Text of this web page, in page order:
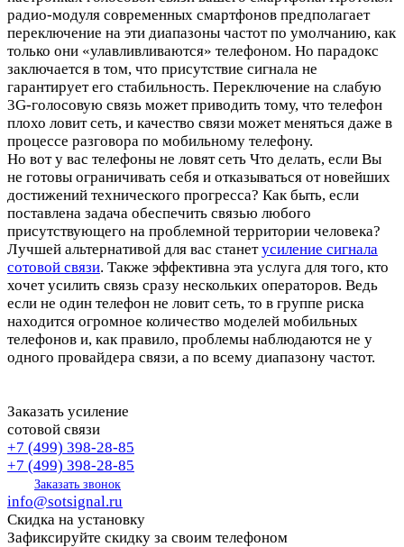
радио-модуля современных смартфонов предполагает
переключение на эти диапазоны частот по умолчанию, как
только они «улавливливаются» телефоном. Но парадокс
заключается в том, что присутствие сигнала не
гарантирует его стабильность. Переключение на слабую
3G-голосовую связь может приводить тому, что телефон
плохо ловит сеть, и качество связи может меняться даже в
процессе разговора по мобильному телефону.
Но вот у вас телефоны не ловят сеть Что делать, если Вы
не готовы ограничивать себя и отказываться от новейших
достижений технического прогресса? Как быть, если
поставлена задача обеспечить связью любого
присутствующего на проблемной территории человека?
Лучшей альтернативой для вас станетусиление сигнала
сотовой связи. Также эффективна эта услуга для того, кто
хочет усилить связь сразу нескольких операторов. Ведь
если не один телефон не ловит сеть, то в группе риска
находится огромное количество моделей мобильных
телефонов и, как правило, проблемы наблюдаются не у
одного провайдера связи, а по всему диапазону частот.
Заказать усиление
сотовой связи
+7 (499) 398-28-85
+7 (499) 398-28-85
Заказать звонок
info@sotsignal.ru
Скидка на установку
Зафиксируйте скидку за своим телефоном